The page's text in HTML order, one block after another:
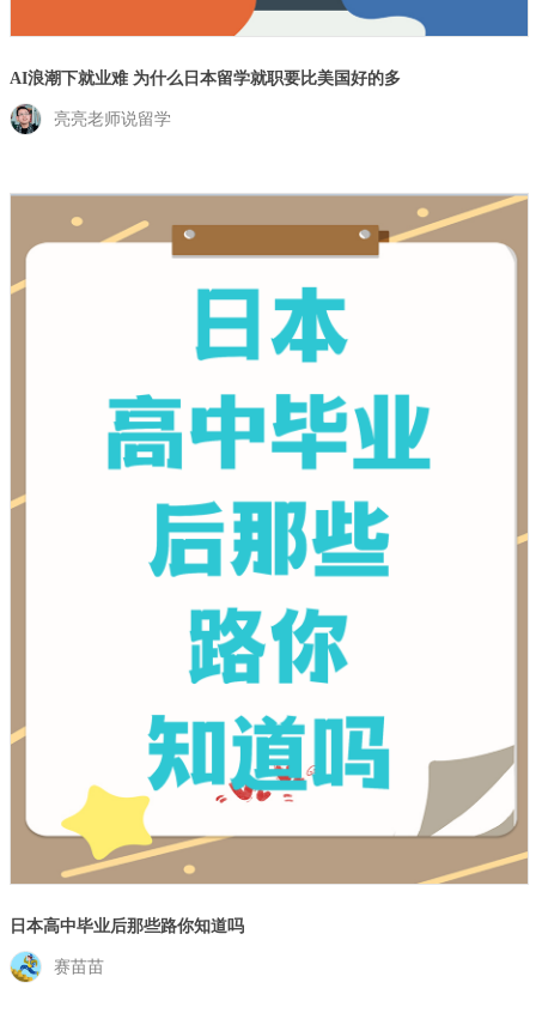
AI浪潮下就业难 为什么日本留学就职要比美国好的多
亮亮老师说留学
日本高中毕业后那些路你知道吗
赛苗苗